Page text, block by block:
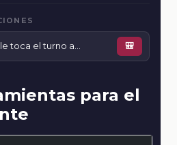
toca el turno a… 🎒
para el